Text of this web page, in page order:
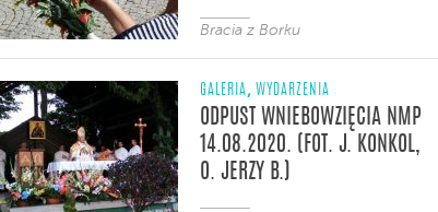
Bracia z Borku
GALERIA, WYDARZENIA
ODPUST WNIEBOWZIĘCIA NMP
14.08.2020. (FOT. J. KONKOL,
O. JERZY B.)